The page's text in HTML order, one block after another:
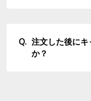
注文した後に
か？